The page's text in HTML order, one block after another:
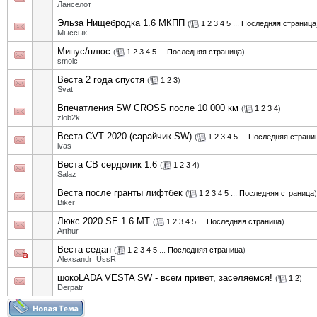
Ланселот
Эльза Нищебродка 1.6 МКПП ( 1 2 3 4 5 Последняя страница
Мыссык
Минус/плюс ( 1 2 3 4 5 Последняя страница)
smolc
Веста 2 года спустя ( 1 2 3)
Svat
Впечатления SW CROSS после 10 000 км ( 1 2 3 4)
zlob2k
Веста CVT 2020 (сарайчик SW) ( 1 2 3 4 5 Последняя
ivas
Веста СВ сердолик 1.6 ( 1 2 3 4)
Salaz
Веста после гранты лифтбек ( 1 2 3 4 5 Последняя страница)
Biker
Люкс 2020 SE 1.6 MT ( 1 2 3 4 5 Последняя страница)
Arthur
Веста седан ( 1 2 3 4 5 Последняя страница)
Alexsandr_UssR
шокоLADA VESTA SW - всем привет, заселяемся! ( 1 2)
Derpatr